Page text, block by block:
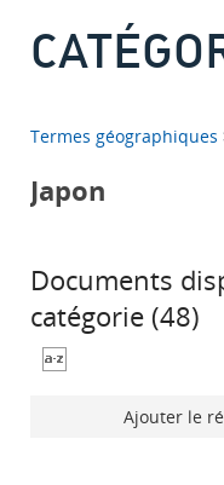
Termes géographiques
Japon
Documents
catégorie (48)
Ajouter le